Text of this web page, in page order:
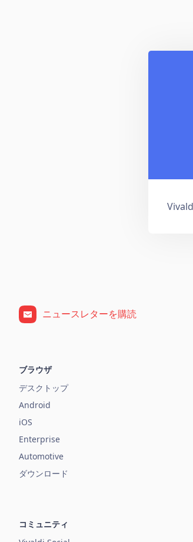
ニュースレターを購読
ブラウザ
デスクトップ
Android
iOS
Enterprise
Automotive
ダウンロード
コミュニティ